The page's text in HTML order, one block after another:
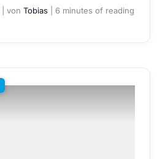
| von Tobias 6 minutes of reading